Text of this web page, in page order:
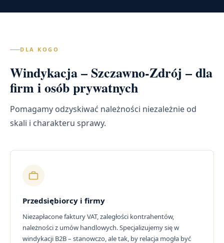
DLA KOGO
Windykacja – Szczawno-Zdrój – dla
firm i osób prywatnych
Pomagamy odzyskiwać należności niezależnie od
skali i charakteru sprawy.
Przedsiębiorcy i firmy
Niezapłacone faktury VAT, zaległości kontrahentów,
należności z umów handlowych. Specjalizujemy się w
windykacji B2B – stanowczo, ale tak, by relacja mogła być